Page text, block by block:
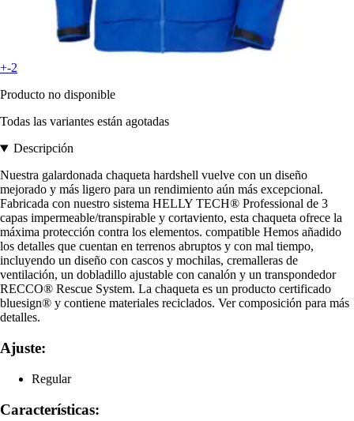
+-2
Producto no disponible
Todas las variantes están agotadas
Descripción
Nuestra galardonada chaqueta hardshell vuelve con un diseño
mejorado y más ligero para un rendimiento aún más excepcional.
Fabricada con nuestro sistema HELLY TECH® Professional de 3
capas impermeable/transpirable y cortaviento, esta chaqueta ofrece la
máxima protección contra los elementos. compatible Hemos añadido
los detalles que cuentan en terrenos abruptos y con mal tiempo,
incluyendo un diseño con cascos y mochilas, cremalleras de
ventilación, un dobladillo ajustable con canalón y un transpondedor
RECCO® Rescue System. La chaqueta es un producto certificado
bluesign® y contiene materiales reciclados. Ver composición para más
detalles.
Ajuste:
Regular
Características: